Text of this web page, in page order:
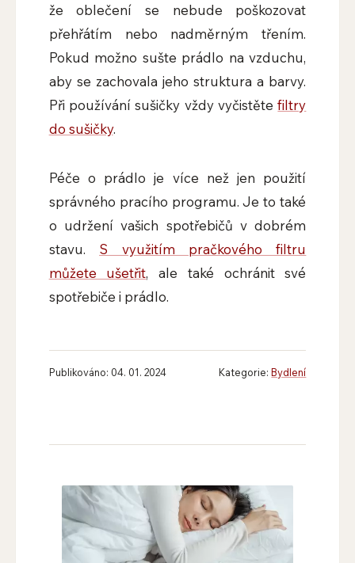
že oblečení se nebude poškozovat
přehřátím nebo nadměrným třením.
Pokud možno sušte prádlo na vzduchu,
aby se zachovala jeho struktura a barvy.
Při používání sušičky vždy vyčistětefiltry
do sušičky.
Péče o prádlo je více než jen použití
správného pracího programu. Je to také
o udržení vašich spotřebičů v dobrém
stavu. S využitím pračkového filtru
můžete ušetřit, ale také ochránit své
spotřebiče i prádlo.
Publikováno: 04. 01. 2024 Kategorie:Bydlení